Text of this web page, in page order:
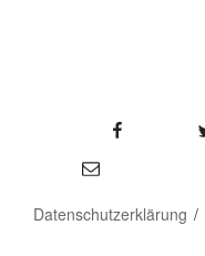
E-Mail
Datenschutzerklärung